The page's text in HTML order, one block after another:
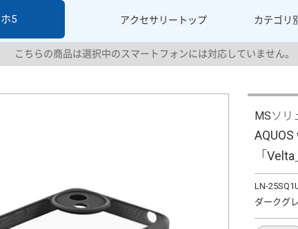
アクセサリー トップ カテゴリ
5
こちらの商品は選択中のスマートフォンには対応していません。
MSソリ
「
LN-
ダークグ